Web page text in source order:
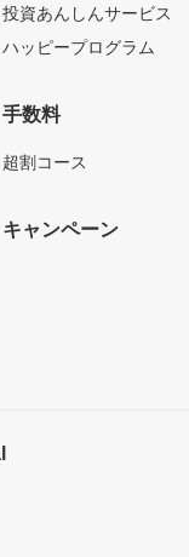
投資あんしんサービス
ハッピープログラム
手数料
超割コース
キャンペーン